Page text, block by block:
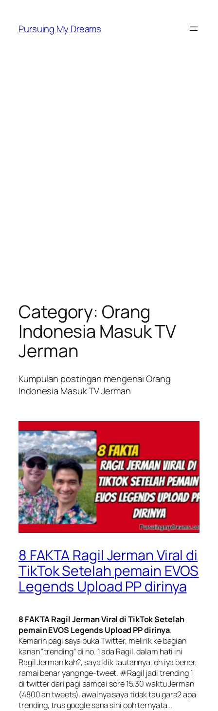
content
Pursuing My Dreams
Category: Orang
Indonesia Masuk TV
Jerman
Kumpulan postingan mengenai Orang
Indonesia Masuk TV Jerman
8 FAKTA Ragil Jerman Viral di
TikTok Setelah pemain EVOS
Legends Upload PP dirinya
8 FAKTA Ragil Jerman Viral di TikTok Setelah
pemain EVOS Legends Upload PP dirinya.
Kemarin pagi saya buka Twitter, melirik ke bagian
kanan “trending” di no. 1 ada Ragil, dalam hati ini
Ragil Jerman kah?, saya klik tautannya, oh iya bener,
ramai benar yang nge-tweet. #Ragil jadi trending 1
di twitter dari pagi sampai sore 15.30 waktu Jerman
(4800 an tweets), awalnya saya tidak tau gara2 apa
trending, trus google sana sini ooh ternyata ..